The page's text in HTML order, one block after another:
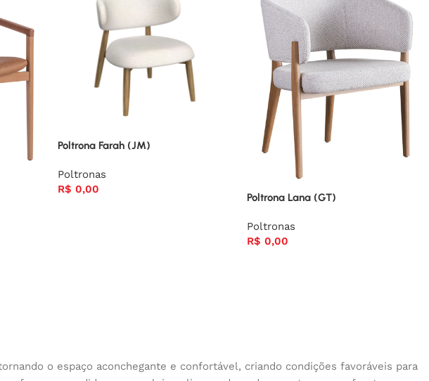
Poltrona Farah (JM)
Poltronas
R$ 0,00
Poltrona Lana (GT)
Poltronas
R$ 0,00
o espaço aconchegante e confortável, criando condições favoráveis para